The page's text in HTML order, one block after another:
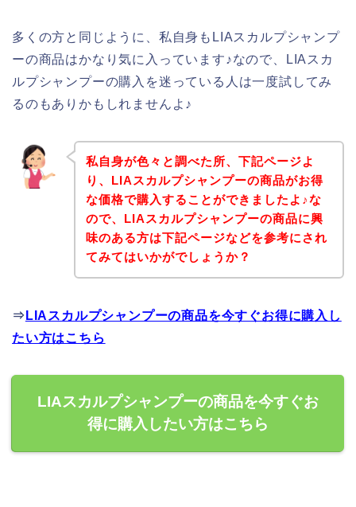
多くの方と同じように、私自身もLIAスカルプシャンプ
ーの商品はかなり気に入っています♪なので、LIAスカ
ルプシャンプーの購入を迷っている人は一度試してみ
るのもありかもしれませんよ♪
私自身が色々と調べた所、下記ページよ
り、LIAスカルプシャンプーの商品がお得
な価格で購入することができましたよ♪な
ので、LIAスカルプシャンプーの商品に興
味のある方は下記ページなどを参考にされ
てみてはいかがでしょうか？
⇒ LIAスカルプシャンプーの商品を今すぐお得に購入し
たい方はこちら
LIAスカルプシャンプーの商品を今すぐお
得に購入したい方はこちら